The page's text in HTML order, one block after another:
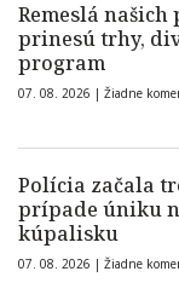
Remeslá
prinesú trhy,
program
07. 08. 2026 | Žiadne
Polícia začala
prípade úniku
kúpalisku
07. 08. 2026 | Žiadne